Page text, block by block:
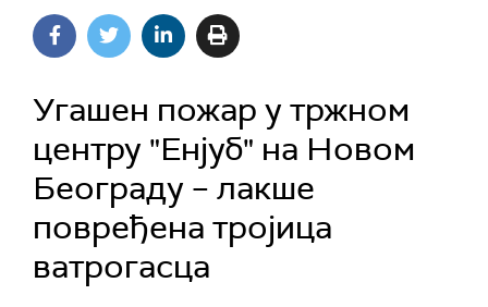
Угашен пожар у тржном
центру "Енјуб" на Новом
Београду – лакше
повређена тројица
ватрогасца